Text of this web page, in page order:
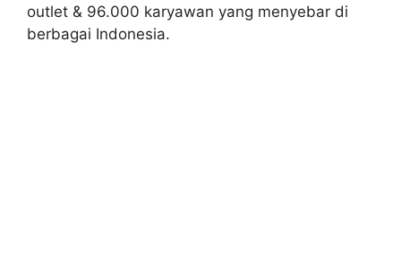
outlet & 96.000 karyawan yang menyebar di
berbagai Indonesia.